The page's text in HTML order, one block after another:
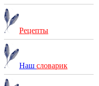
Рецепты
Наш словарик